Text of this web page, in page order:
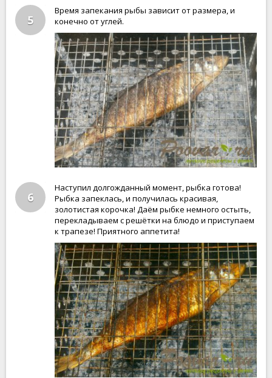
5
Время запекания рыбы зависит от размера, и
конечно от углей.
6
Наступил долгожданный момент, рыбка готова!
Рыбка запеклась, и получилась красивая,
золотистая корочка! Даём рыбке немного остыть,
перекладываем с решётки на блюдо и приступаем
к трапезе! Приятного аппетита!